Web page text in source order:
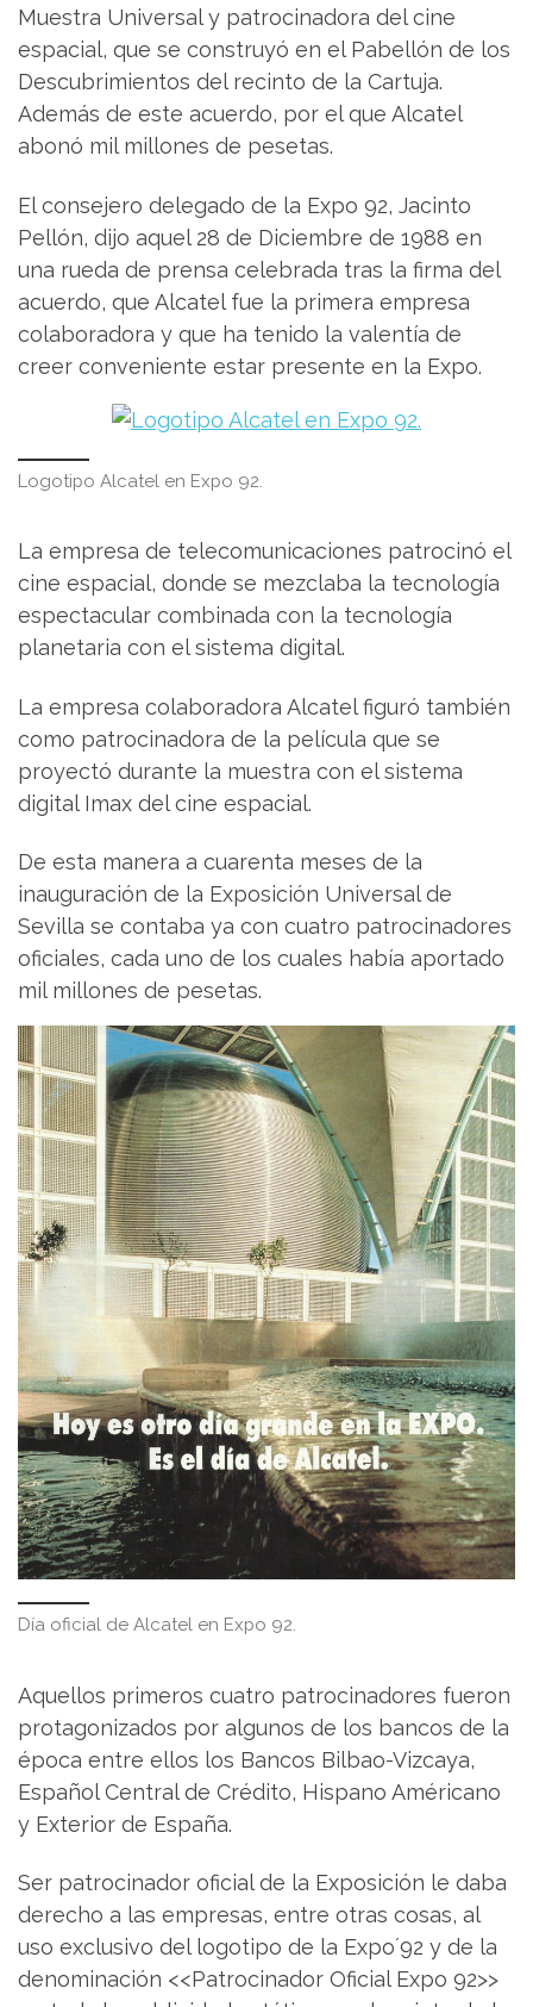
Muestra Universal y patrocinadora del cine
espacial, que se construyó en el Pabellón de los
Descubrimientos del recinto de la Cartuja.
Además de este acuerdo, por el que Alcatel
abonó mil millones de pesetas.
El consejero delegado de la Expo 92, Jacinto
Pellón, dijo aquel 28 de Diciembre de 1988 en
una rueda de prensa celebrada tras la firma del
acuerdo, que Alcatel fue la primera empresa
colaboradora y que ha tenido la valentía de
creer conveniente estar presente en la Expo.
Logotipo Alcatel en Expo 92.
La empresa de telecomunicaciones patrocinó el
cine espacial, donde se mezclaba la tecnología
espectacular combinada con la tecnología
planetaria con el sistema digital.
La empresa colaboradora Alcatel figuró también
como patrocinadora de la película que se
proyectó durante la muestra con el sistema
digital Imax del cine espacial.
De esta manera a cuarenta meses de la
inauguración de la Exposición Universal de
Sevilla se contaba ya con cuatro patrocinadores
oficiales, cada uno de los cuales había aportado
mil millones de pesetas.
Día oficial de Alcatel en Expo 92.
Aquellos primeros cuatro patrocinadores fueron
protagonizados por algunos de los bancos de la
época entre ellos los Bancos Bilbao-Vizcaya,
Español Central de Crédito, Hispano Américano
y Exterior de España.
Ser patrocinador oficial de la Exposición le daba
derecho a las empresas, entre otras cosas, al
uso exclusivo del logotipo de la Expo´92 y de la
denominación <<Patrocinador Oficial Expo 92>>